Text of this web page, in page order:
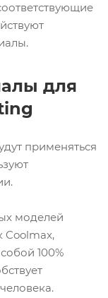
для
применяться
моделей
Coolmax,
100%